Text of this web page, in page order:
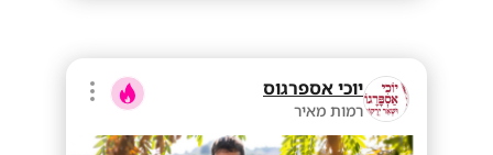
יוכי אספרגוס
רמות מאיר